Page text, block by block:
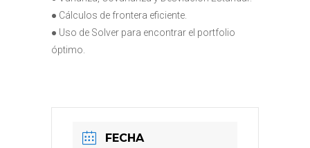
● Cálculos de frontera eficiente.
● Uso de Solver para encontrar el portfolio
óptimo.
FECHA